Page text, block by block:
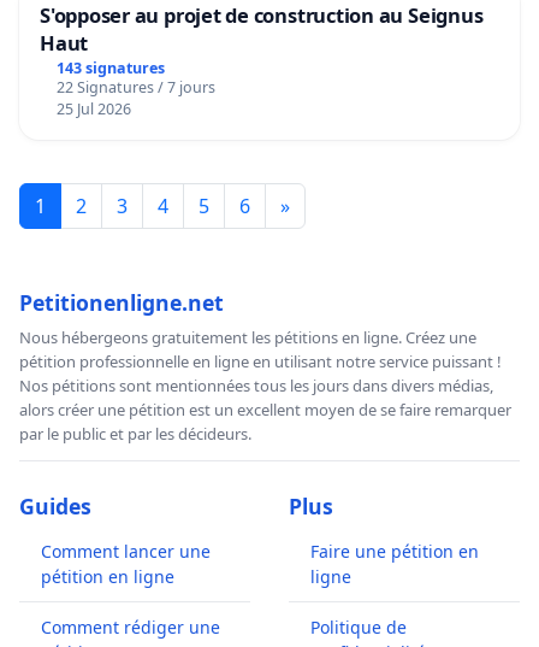
S'opposer au projet de construction au Seignus
Haut
143 signatures
22 Signatures / 7 jours
25 Jul 2026
1 2 3 4 5 6 »
Petitionenligne.net
Nous hébergeons gratuitement les pétitions en ligne. Créez une
pétition professionnelle en ligne en utilisant notre service puissant !
Nos pétitions sont mentionnées tous les jours dans divers médias,
alors créer une pétition est un excellent moyen de se faire remarquer
par le public et par les décideurs.
Guides
Comment lancer une
pétition en ligne
Comment rédiger une
Plus
Faire une pétition en
ligne
Politique de